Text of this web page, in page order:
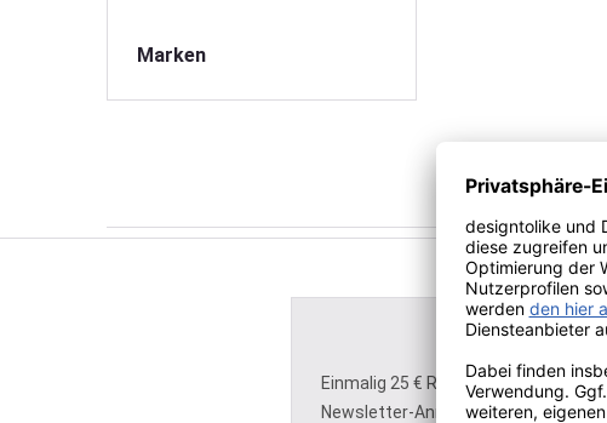
Marken
Einmalig 25 € Rabatt für Ihre
Newsletter-Anmeldung - einlösbar ab